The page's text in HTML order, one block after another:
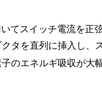
てスイッチ電流を正
タを直列に挿入し、
のエネルギ吸収が大